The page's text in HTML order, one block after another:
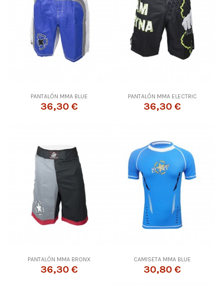
PANTALÓN MMA BLUE
36,30 €
PANTALÓN MMA ELECTRIC
36,30 €
PANTALÓN MMA BRONX
36,30 €
CAMISETA MMA BLUE
30,80 €